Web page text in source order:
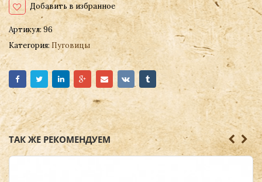
Добавить в избранное
Артикул:96
Категория: Пуговицы
ТАК ЖЕ РЕКОМЕНДУЕМ